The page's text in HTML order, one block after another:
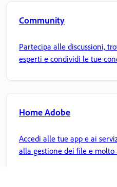
Community
Partecipa alle discussioni,
esperti e condividi le tue
Home Adobe
Accedi alle tue app e ai
alla gestione dei file e molto